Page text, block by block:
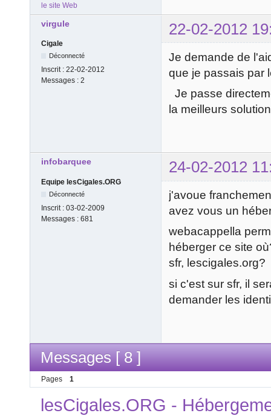
le site Web
virgule 22-02-2012
Cigale
Déconnecté
Inscrit : 22-02-2012
Messages : 2
Je demande de
que je passais par
Je passe
la meilleurs
infobarquee 24-02-2012
Equipe lesCigales.ORG
Déconnecté
Inscrit : 03-02-2009
Messages : 681
j'avoue
avez vous un
webacappella
héberger ce site
sfr, lescigales.org?
si c'est sur sfr, il
demander les
Messages [ 8 ]
Pages 1
lesCigales.ORG -